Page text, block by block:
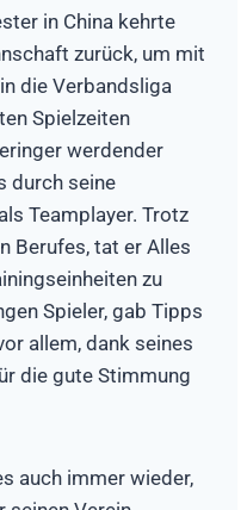
in China kehrte
zurück, um mit
die Verbandsliga
Spielzeiten
werdender
durch seine
Teamplayer. Trotz
Berufes, tat er Alles
zu
Spieler, gab Tipps
allem, dank seines
die gute Stimmung
auch immer wieder,